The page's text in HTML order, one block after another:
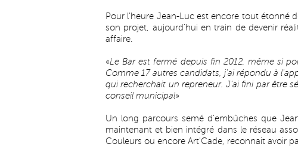
Pour l'heure Jean-Luc est encore tout étonné
son projet, aujourd'hui en train de devenir
affaire.
«Le Bar est fermé depuis fin 2012, même si
Comme 17 autres candidats, j'ai répondu à
qui recherchait un repreneur. J'ai fini par être
conseil municipal»
Un long parcours semé d'embûches que
maintenant et bien intégré dans le réseau
Couleurs ou encore Art'Cade, reconnait avoir